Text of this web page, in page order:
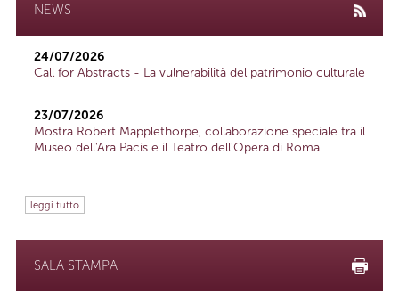
NEWS
24/07/2026
Call for Abstracts - La vulnerabilità del patrimonio culturale
23/07/2026
Mostra Robert Mapplethorpe, collaborazione speciale tra il
Museo dell'Ara Pacis e il Teatro dell'Opera di Roma
leggi tutto
SALA STAMPA